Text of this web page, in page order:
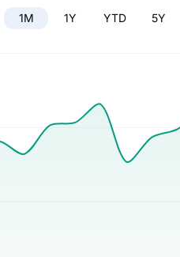
1M 1Y YTD 5Y